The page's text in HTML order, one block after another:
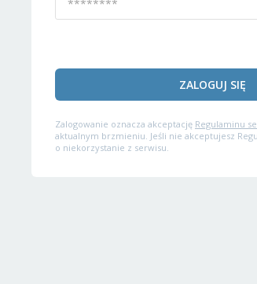
ZALOGUJ SIĘ
Zalogowanie oznacza akceptację Regulaminu
aktualnym brzmieniu. Jeśli nie akceptujesz
o niekorzystanie z serwisu.